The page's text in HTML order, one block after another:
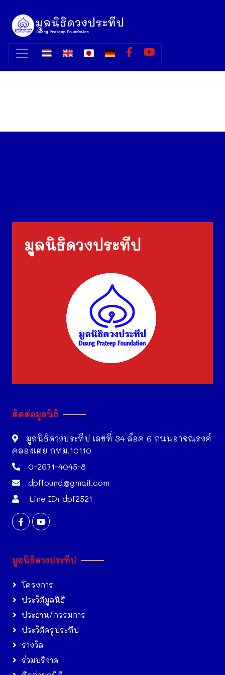
มูลนิธิดวงประทีป
ติดต่อมูลนิธิ
มูลนิธิดวงประทีป เลขที่ 34 ล็อค 6 ถนนอาจณรงค์
คลองเตย กทม.10110
0-2671-4045-8
dpffound@gmail.com
Line ID: dpf2521
มูลนิธิดวงประทีป
โครงการ
ประวัติมูลนิธิ
ประธาน/กรรมการ
ประวัติครูประทีป
รางวัล
ร่วมบริจาค